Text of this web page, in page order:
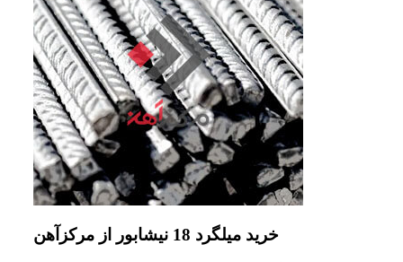
خرید میلگرد 18 نیشابور از مرکزآهن